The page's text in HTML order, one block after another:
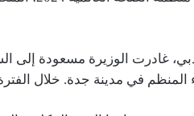
غادرت الوزيرة مسعودة إلى
في مدينة جدة. خلال الفترة ما بين 13و17